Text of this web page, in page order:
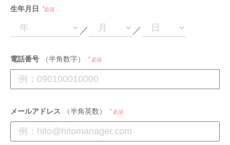
生年月日 必須
／ ／
電話番号 （半角数字） 必須
メールアドレス （半角英数） 必須